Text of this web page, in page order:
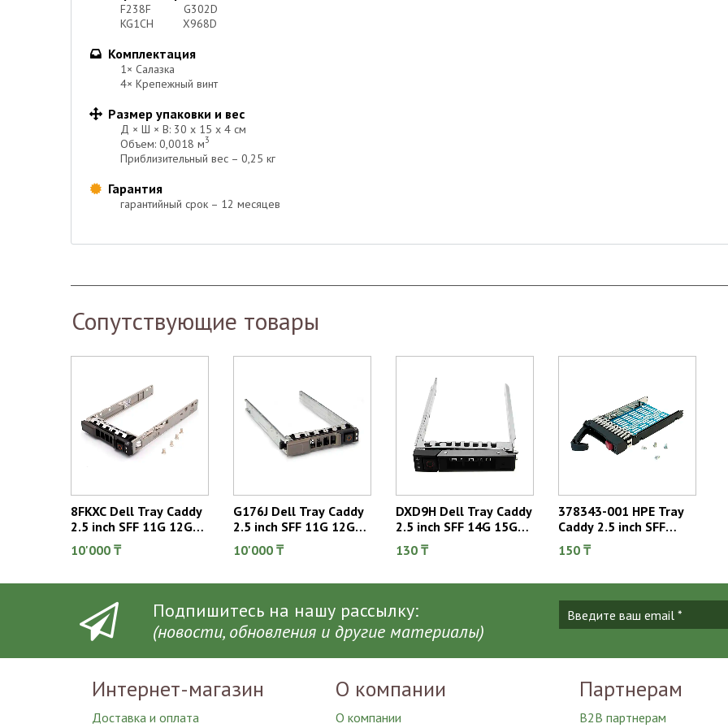
F238F G302D
KG1CH X968D
 Комплектация
1× Салазка
4× Крепежный винт
 Размер упаковки и вес
Д × Ш × В: 30 х 15 х 4 см
Объем: 0,0018 м3
Приблизительный вес – 0,25 кг
 Гарантия
гарантийный срок – 12 месяцев
Сопутствующие товары
8FKXC Dell Tray Caddy
2.5 inch SFF 11G 12G
10'000 ₸
G176J Dell Tray Caddy
2.5 inch SFF 11G 12G
10'000 ₸
DXD9H Dell Tray Caddy
2.5 inch SFF 14G 15G
130 ₸
378343-001 HPE Tray
Caddy 2.5 inch SFF
Gen5 Gen6 Gen7
150 ₸

Подпишитесь на нашу рассылку:
(новости, обновления и другие материалы)
Интернет-магазин
Доставка и оплата
О компании
О компании
Партнерам
B2B партнерам